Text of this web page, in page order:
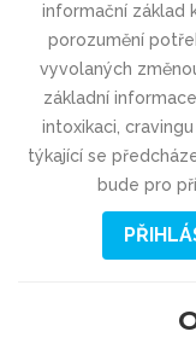
informační základ
porozumění
vyvolaných
základní
intoxikaci,
týkající se
bude pro